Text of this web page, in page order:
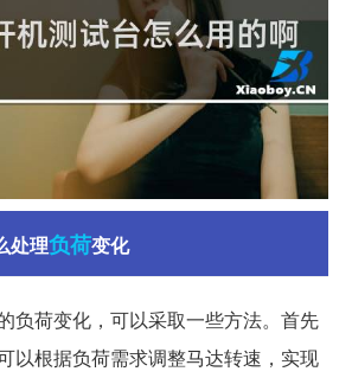
处理负荷变化
负荷变化，可以采取一些方法。首先
以根据负荷需求调整马达转速，实现